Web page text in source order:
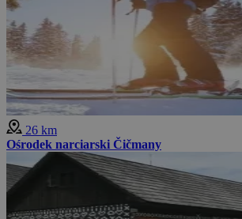
26 km
Ośrodek narciarski Čičmany